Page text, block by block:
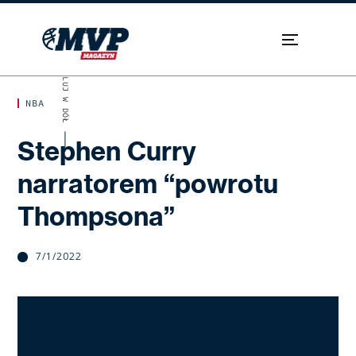
NBA
Stephen Curry
narratorem “powrotu
Thompsona”
7/1/2022
SKROLUJ W DÓŁ